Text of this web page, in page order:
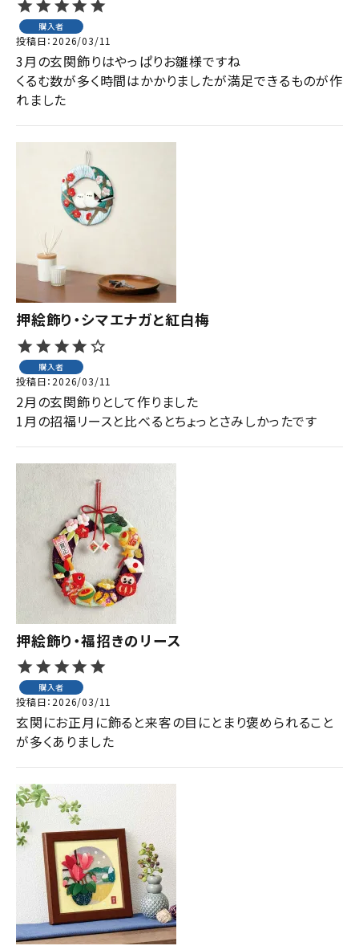
購入者
投稿日 2026/03/11
3月の玄関飾りはやっぱりお雛様ですね
くるむ数が多く時間はかかりましたが満足できるものが作
れました
押絵飾り・シマエナガと紅白梅
購入者
投稿日 2026/03/11
2月の玄関飾りとして作りました
1月の招福リースと比べるとちょっとさみしかったです
押絵飾り・福招きのリース
購入者
投稿日 2026/03/11
玄関にお正月に飾ると来客の目にとまり褒められること
が多くありました